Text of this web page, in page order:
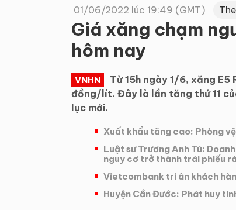
01/06/2022 lúc 19:49 (GMT)
Giá xăng chạm
hôm nay
VNHN
Từ 15h ngày 1/6, xăng
đồng/lít. Đây là lần tăng thứ 11
lục mới.
Xuất khẩu tăng cao: Phòng
Luật sư Trương Anh Tú:
nguy cơ trở thành trái phiếu
Vietcombank tri ân khách
Huyện Cần Đước: Phát huy